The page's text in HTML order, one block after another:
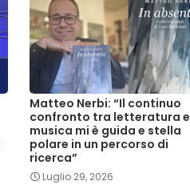
Matteo Nerbi: “Il continuo
confronto tra letteratura e
musica mi è guida e stella
polare in un percorso di
ricerca”
Luglio 29, 2026